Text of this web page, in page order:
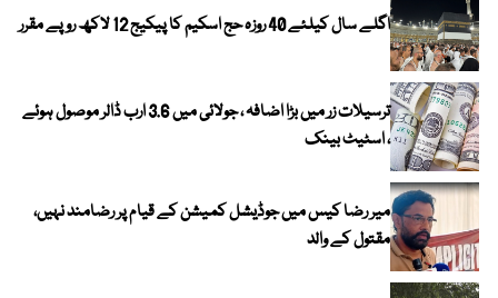
اگلے سال کیلئے 40 روزہ حج اسکیم کا پیکیج 12 لاکھ روپے مقرر
ترسیلات زر میں بڑا اضافہ ، جولائی میں 3.6 ارب ڈالر موصول ہوئے
، اسٹیٹ بینک
میر رضا کیس میں جوڈیشل کمیشن کے قیام پر رضامند نہیں،
مقتول کے والد